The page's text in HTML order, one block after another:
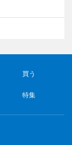
買う
特集